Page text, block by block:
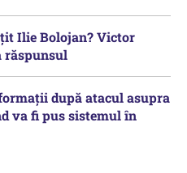
Ilie Bolojan? Victor
răspunsul
după atacul asupra
va fi pus sistemul în